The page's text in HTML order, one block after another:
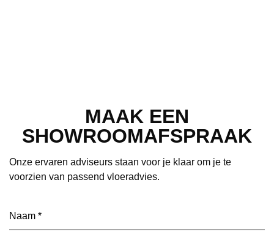
MAAK EEN
SHOWROOMAFSPRAAK
Onze ervaren adviseurs staan voor je klaar om je te
voorzien van passend vloeradvies.